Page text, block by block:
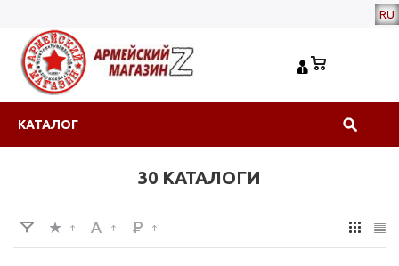
RU
КАТАЛОГ
30 КАТАЛОГИ